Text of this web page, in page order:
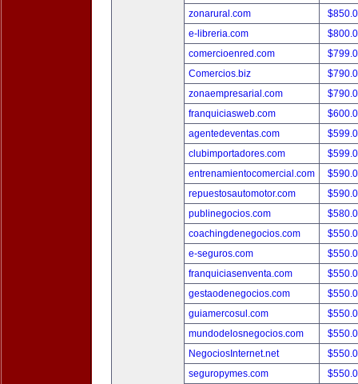
zonarural.com
e-libreria.com
comercioenred.com
Comercios.biz
zonaempresarial.com
franquiciasweb.com
agentedeventas.com
clubimportadores.com
entrenamientocomercial.com
repuestosautomotor.com
publinegocios.com
coachingdenegocios.com
e-seguros.com
franquiciasenventa.com
gestaodenegocios.com
guiamercosul.com
mundodelosnegocios.com
NegociosInternet.net
seguropymes.com